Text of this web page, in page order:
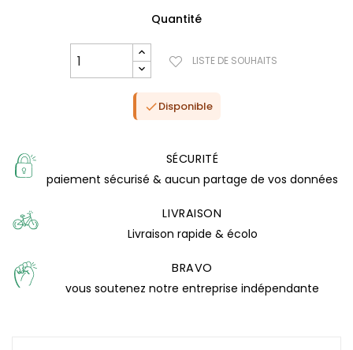
Quantité
LISTE DE SOUHAITS
Disponible
SÉCURITÉ
paiement sécurisé & aucun partage de vos données
LIVRAISON
Livraison rapide & écolo
BRAVO
vous soutenez notre entreprise indépendante